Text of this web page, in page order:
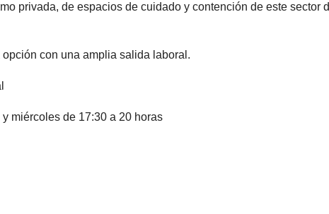
privada, de espacios de cuidado y contención de este sector
con una amplia salida laboral.
miércoles de 17:30 a 20 horas